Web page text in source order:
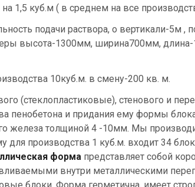
1,5 куб.м ( в среднем на все
подачи раствора, о вертикали-5м ,
высота-1300мм, ширина700мм,
10куб.м. в смену-200 кв. м.
(стеклопластиковые), стенового и
пенобетона и придания ему формы
железа толщиной 4 -10мм. Мы
для производства 1 куб.м. входит 34
форма представляет собой
внутри металлическими